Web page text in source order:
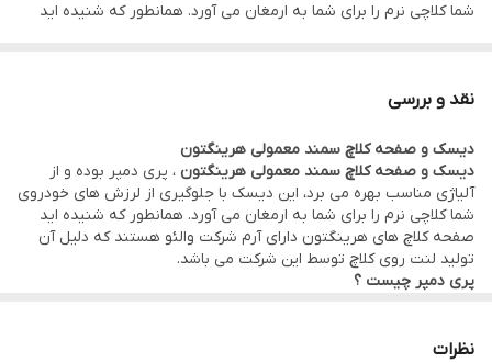
شما کلاچی نرم را برای شما به ارمغان می آورد. همانطور که شنیده اید
پری دمپر چیست ؟
ویژگی پری دمپر بودن کلاچ به این معنی است که این قابلیت باعث می
شود تا قبل از درگیر شدن صفحه کلاچ، تعادل و لرزش خودرو را کمتر
شود، که اصطلاحا به آن لرزشگیر هم می گویند.
نقد و بررسی
دیسک و صفحه کلاچ سمند معمولی هرینگتون
دیسک و صفحه کلاچ سمند معمولی هرینگتون ، پری دمپر بوده و از
آلیاژی مناسب بهره می برد، این دیسک با جلوگیری از لرزش های خودروی
شما کلاچی نرم را برای شما به ارمغان می آورد. همانطور که شنیده اید
صفحه کلاچ های هرینگتون دارای آرم شرکت والئو هستند که دلیل آن
تولید لنت روی کلاچ توسط این شرکت می باشد.
پری دمپر چیست ؟
شود، که اصطلاحا به آن لرزشگیر هم می گویند.
نظرات